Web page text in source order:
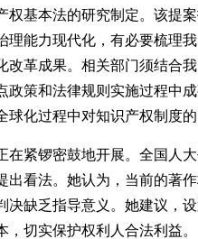
基本法的研究制定。该提
能力现代化，有必要梳理
革成果。相关部门须结合
策和法律规则实施过程中
化过程中对知识产权制度的
锣密鼓地开展。全国人大
出看法。她认为，当前的著
缺乏指导意义。她建议，
切实保护权利人合法利益。